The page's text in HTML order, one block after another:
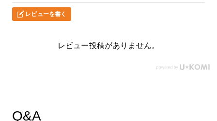
レビューを書く
レビュー投稿がありません。
Q&A